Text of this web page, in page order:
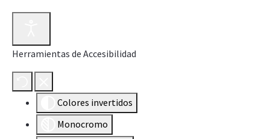
Herramientas de Accesibilidad
Colores invertidos
Monocromo